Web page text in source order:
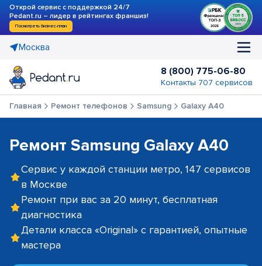
Открой сервис с поддержкой 24/7
Pedant.ru – лидер в рейтингах франшиз!
Посмотреть бизнес-план
Москва
8 (800) 775-06-80
Контакты 707 сервисов
Главная Ремонт телефонов Samsung Galaxy A40
Ремонт Samsung Galaxy A40
Сервис у каждой станции метро, 147 сервисов
в Москве
Ремонт при вас за 20 минут, бесплатная
диагностика
Детали класса «Original» с гарантией, опытные
мастера